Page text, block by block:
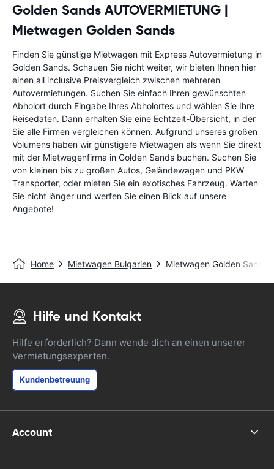
Golden Sands AUTOVERMIETUNG |
Mietwagen Golden Sands
Finden Sie günstige Mietwagen mit Express Autovermietung in
Golden Sands. Schauen Sie nicht weiter, wir bieten Ihnen hier
einen all inclusive Preisvergleich zwischen mehreren
Autovermietungen. Suchen Sie einfach Ihren gewünschten
Abholort durch Eingabe Ihres Abholortes und wählen Sie Ihre
Reisedaten. Dann erhalten Sie eine Echtzeit-Übersicht, in der
Sie alle Firmen vergleichen können. Aufgrund unseres großen
Volumens haben wir günstigere Mietwagen als wenn Sie direkt
mit der Mietwagenfirma in Golden Sands buchen. Suchen Sie
von kleinen bis zu großen Autos, Geländewagen und PKW
Transporter, oder mieten Sie ein exotisches Fahrzeug. Warten
Sie nicht länger und werfen Sie einen Blick auf unsere
Angebote!
Home Mietwagen Bulgarien Mietwagen Golden Sands
Hilfe und Kontakt
Hilfe erforderlich? Dann wende dich an einen unserer
Vermietungsexperten.
Kundenbetreuung
Account